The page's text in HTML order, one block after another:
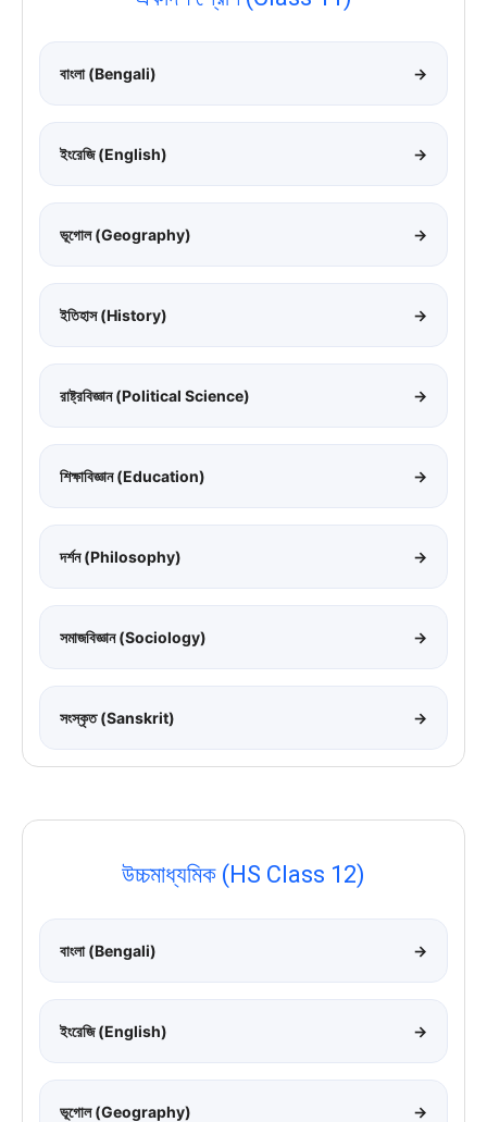
বাংলা (Bengali) →
ইংরেজি (English) →
ভূগোল (Geography) →
ইতিহাস (History) →
রাষ্ট্রবিজ্ঞান (Political Science) →
শিক্ষাবিজ্ঞান (Education) →
দর্শন (Philosophy) →
সমাজবিজ্ঞান (Sociology) →
সংস্কৃত (Sanskrit) →
উচ্চমাধ্যমিক (HS Class 12)
বাংলা (Bengali) →
ইংরেজি (English) →
ভূগোল (Geography) →